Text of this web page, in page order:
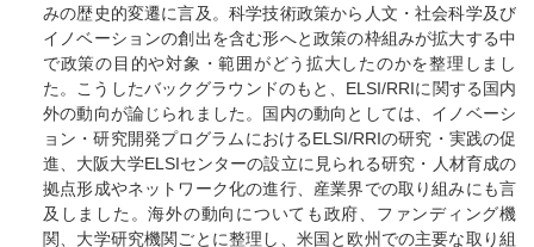
みの歴史的変遷に言及。科学技術政策から人文・社会科学及び
イノベーションの創出を含む形へと政策の枠組みが拡大する中
で政策の目的や対象・範囲がどう拡大したのかを整理しまし
た。こうしたバックグラウンドのもと、ELSI/RRIに関する国内
外の動向が論じられました。国内の動向としては、イノベーシ
ョン・研究開発プログラムにおけるELSI/RRIの研究・実践の促
進、大阪大学ELSIセンターの設立に見られる研究・人材育成の
拠点形成やネットワーク化の進行、産業界での取り組みにも言
及しました。海外の動向についても政府、ファンディング機
関、大学研究機関ごとに整理し、米国と欧州での主要な取り組